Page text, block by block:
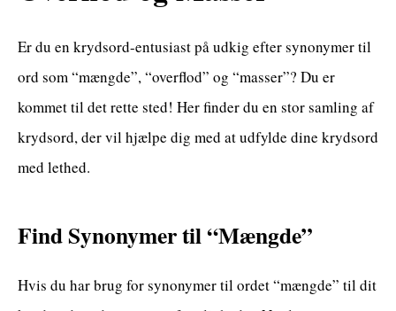
Er du en krydsord-entusiast på udkig efter synonymer til
ord som “mængde”, “overflod” og “masser”? Du er
kommet til det rette sted! Her finder du en stor samling af
krydsord, der vil hjælpe dig med at udfylde dine krydsord
med lethed.
Find Synonymer til “Mængde”
Hvis du har brug for synonymer til ordet “mængde” til dit